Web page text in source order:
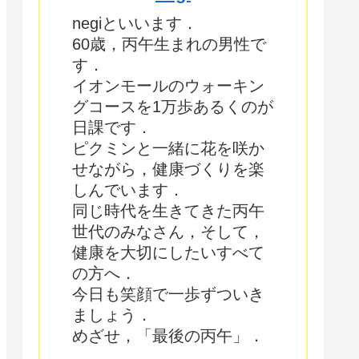
negiといいます．
60歳，丙午生まれの男性で
す．
イオンモールのウォーキン
グコースを1万歩あるくのが
日課です．
ピクミンと一緒に花を咲か
せながら，健康づくりを楽
しんでいます．
同じ時代を生きてきた丙午
世代のみなさん，そして，
健康を大切にしたいすべて
の方へ．
今日も笑顔で一歩ずついき
ましょう．
めざせ，「最後の丙午」．